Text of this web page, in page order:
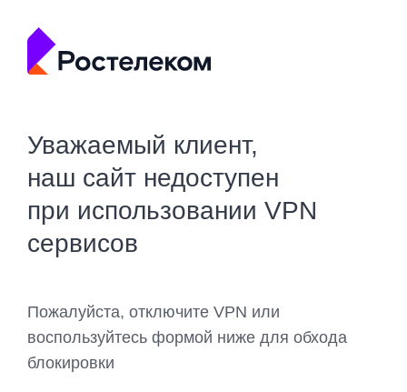
Уважаемый клиент,
наш сайт недоступен
при использовании VPN
сервисов
Пожалуйста, отключите VPN или
воспользуйтесь формой ниже для обхода
блокировки